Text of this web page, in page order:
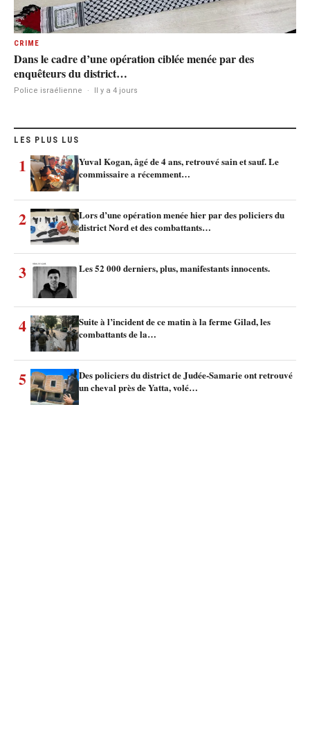
CRIME
Dans le cadre d’une opération ciblée menée par des
enquêteurs du district…
Police israélienne · Il y a 4 jours
LES PLUS LUS
1
Yuval Kogan, âgé de 4 ans, retrouvé sain et sauf. Le
commissaire a récemment…
2
Lors d’une opération menée hier par des policiers du
district Nord et des combattants…
3 Les 52 000 derniers, plus, manifestants innocents.
4
Suite à l’incident de ce matin à la ferme Gilad, les
combattants de la…
5
Des policiers du district de Judée-Samarie ont retrouvé
un cheval près de Yatta, volé…